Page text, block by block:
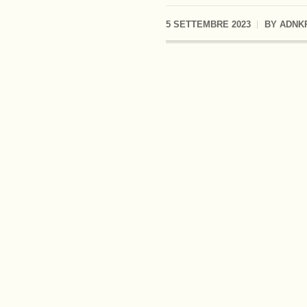
5 SETTEMBRE 2023 BY